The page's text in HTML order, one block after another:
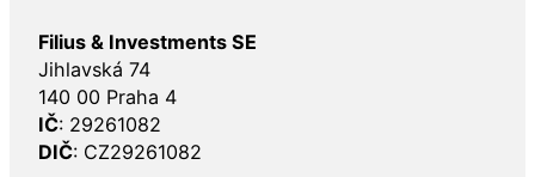
Filius & Investments SE
Jihlavská 74
140 00 Praha 4
IČ: 29261082
DIČ: CZ29261082